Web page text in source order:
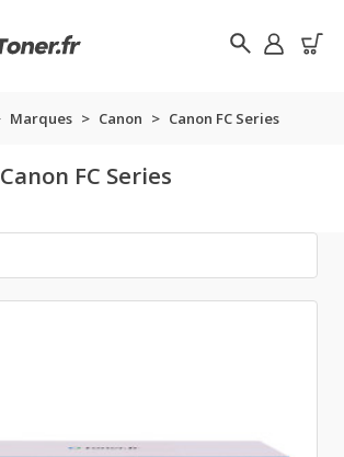
Marques Canon Canon FC Series
Canon FC Series